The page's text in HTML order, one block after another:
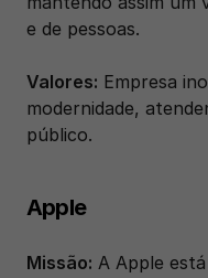
e de pessoas.
Valores: Empresa
modernidade,
público.
Apple
Missão: A Apple